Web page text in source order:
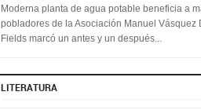
Moderna planta de agua potable beneficia a
pobladores de la Asociación Manuel Vásquez
Fields marcó un antes y un después...
LITERATURA